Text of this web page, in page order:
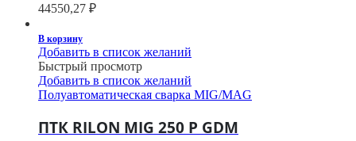
44550,27 ₽
В корзину
Добавить в список желаний
Быстрый просмотр
Добавить в список желаний
Полуавтоматическая сварка MIG/MAG
ПТК RILON MIG 250 P GDM